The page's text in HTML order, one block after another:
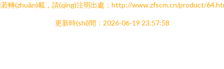
轉(zhuǎn)載，請(qǐng)注明出處：http://www.zfscm.cn/product/
更新時(shí)間：2026-06-19 23:57:58